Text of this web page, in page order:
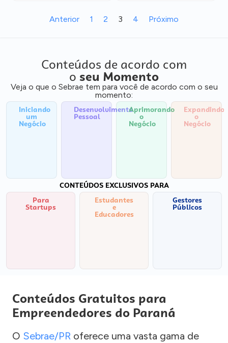
Anterior 1 2 3 4 Próximo
Conteúdos de acordo com
o seu Momento
Veja o que o Sebrae tem para você de acordo com o seu
momento:
Iniciando
um
Negócio
Desenvolvimento
Pessoal
Aprimorando
o
Negócio
Expandindo
o
Negócio
CONTEÚDOS EXCLUSIVOS PARA
Para
Startups
Estudantes
e
Educadores
Gestores
Públicos
Conteúdos Gratuitos para
Empreendedores do Paraná
O Sebrae/PR oferece uma vasta gama de